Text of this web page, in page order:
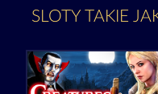
SLOTY TAKIE